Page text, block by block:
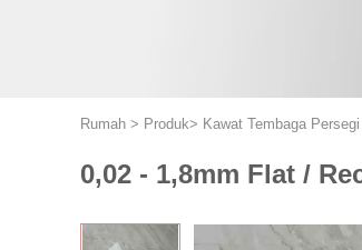
Rumah > Produk> Kawat Tembaga
0,02 - 1,8mm Flat /